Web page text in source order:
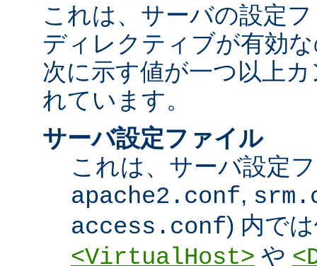
これは、サーバの設定
ディレクティブが有効
次に示す値が一つ以上
れています。
サーバ設定ファイル
これは、サーバ設定
apache2.conf,
access.conf) 内で
<VirtualHost> や